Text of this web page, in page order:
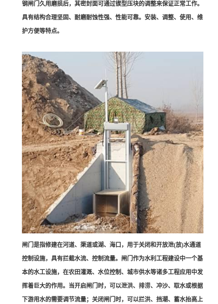
钢闸门久用磨损后，其密封面可通过锲型压块的调整来保证正常工作。
具有结构合理坚固、耐磨耐蚀性强、性能可靠。安装、调整、使用、维
护方便等特点。
闸门是指修建在河道、渠道或湖、海口，用于关闭和开放泄(放)水通道
控制设施，具有拦截水流、控制流量。闸门作为水利工程建设中一个基
本的水工设施，在农田灌溉、水位控制、城市供水等诸多工程应用中发
挥着巨大的作用。当开启闸门时，可以泄洪、排涝、冲沙、取水或根据
下游用水的需要调节流量；关闭闸门时，可以拦洪、挡潮、蓄水抬高上